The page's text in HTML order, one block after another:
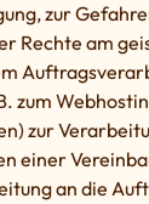
zur
Rechte am
zum
zur
einer
an die